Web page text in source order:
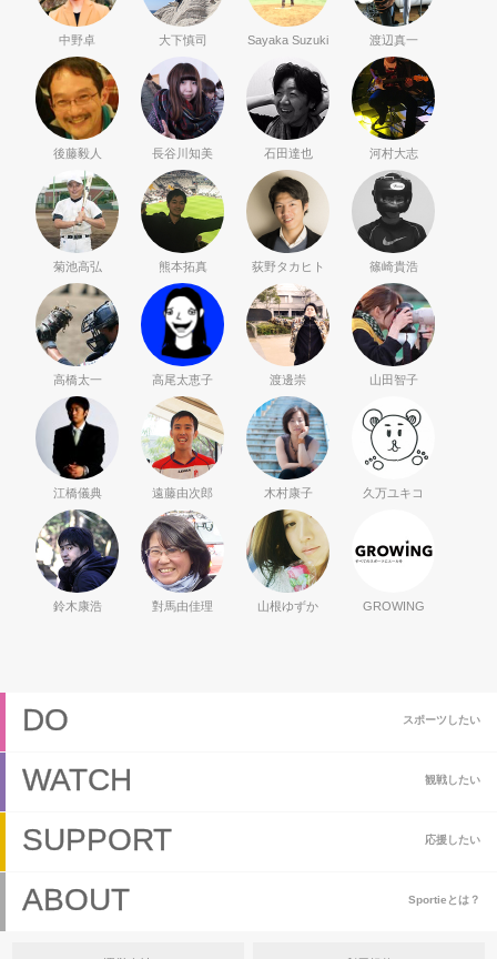
中野卓 大下慎司 Sayaka Suzuki 渡辺真一
後藤毅人 長谷川知美 石田達也 河村大志
菊池高弘 熊本拓真 荻野タカヒト 篠崎貴浩
高橋太一 高尾太恵子 渡邊崇 山田智子
江橋儀典 遠藤由次郎 木村康子 久万ユキコ
鈴木康浩 對馬由佳理 山根ゆずか GROWING
スポーツしたい
DO
観戦したい
WATCH
応援したい
SUPPORT
Sportieとは？
ABOUT